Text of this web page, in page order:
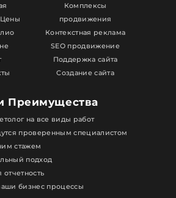
Цены
Комплексы
продвижения
Контекстная реклама
SEO продвижение
Поддержка сайта
Создание сайта
Преимущества
на все виды работ
проверенным специалистом
стажем
подход
отчетность
бизнес процессы